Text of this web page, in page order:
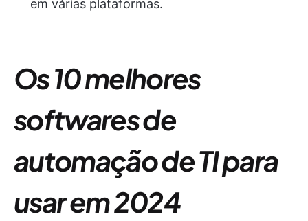
em várias plataformas.
Os 10 melhores
softwares de
automação de TI para
usar em 2024